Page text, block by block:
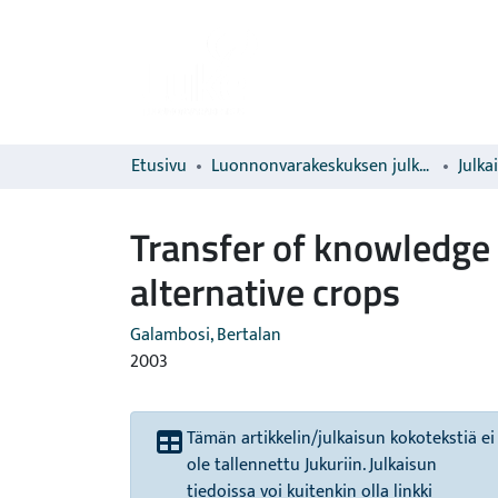
Etusivu Luonnonvarakeskuksen julkaisut
Transfer of
alternative crops
Galambosi, Bertalan
2003
Tämän artikkelin/julkaisun kokotekstiä ei
ole tallennettu Jukuriin. Julkaisun
tiedoissa voi kuitenkin olla linkki